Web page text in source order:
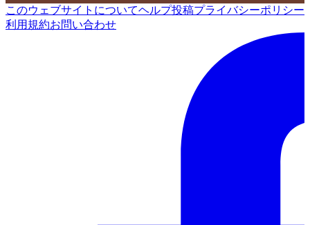
このウェブサイトについてヘルプ投稿プライバシーポリシー
利用規約お問い合わせ